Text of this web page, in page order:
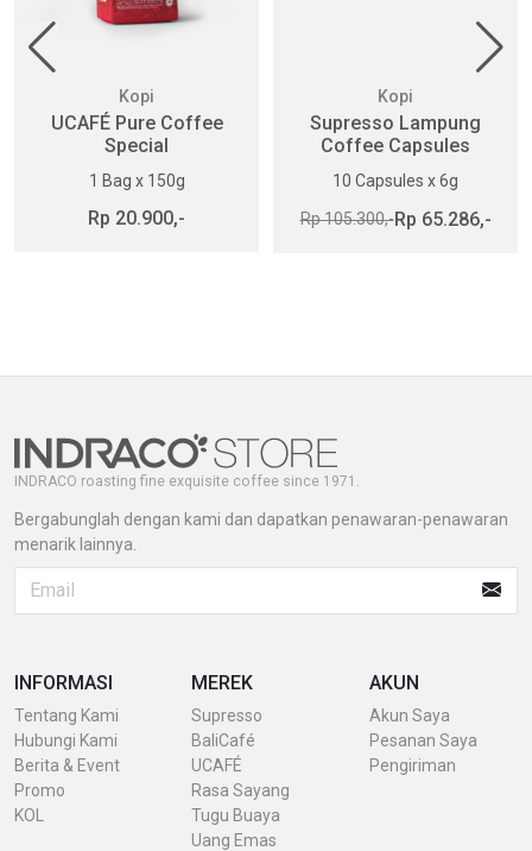
Kopi
UCAFÉ Pure Coffee
Special
1 Bag x 150g
Rp 20.900,-
Kopi
Supresso Lampung
Coffee Capsules
10 Capsules x 6g
Rp 105.300,-Rp 65.286,-
INDRACO roasting fine exquisite coffee since 1971.
Bergabunglah dengan kami dan dapatkan penawaran-penawaran
menarik lainnya.
INFORMASI
Tentang Kami
Hubungi Kami
Berita & Event
Promo
KOL
MEREK
Supresso
BaliCafé
UCAFÉ
Rasa Sayang
Tugu Buaya
Uang Emas
AKUN
Akun Saya
Pesanan Saya
Pengiriman